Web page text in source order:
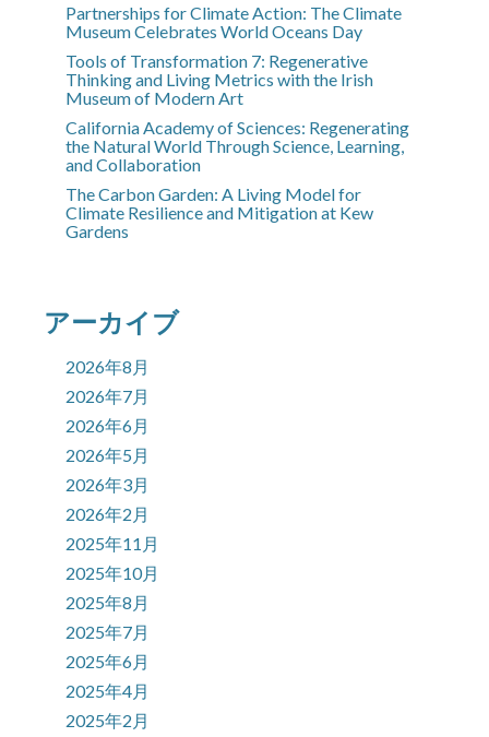
Partnerships for Climate Action: The Climate
Museum Celebrates World Oceans Day
Tools of Transformation 7: Regenerative
Thinking and Living Metrics with the Irish
Museum of Modern Art
California Academy of Sciences: Regenerating
the Natural World Through Science, Learning,
and Collaboration
The Carbon Garden: A Living Model for
Climate Resilience and Mitigation at Kew
Gardens
アーカイブ
2026年8月
2026年7月
2026年6月
2026年5月
2026年3月
2026年2月
2025年11月
2025年10月
2025年8月
2025年7月
2025年6月
2025年4月
2025年2月